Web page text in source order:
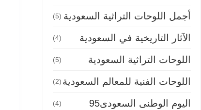
أجمل اللوحات التراثية السعودية (5)
الآثار التاريخية في السعودية (4)
اللوحات التراثية السعودية (5)
اللوحات الفنية للمعالم السعودية (2)
اليوم الوطنى السعودى95 (4)